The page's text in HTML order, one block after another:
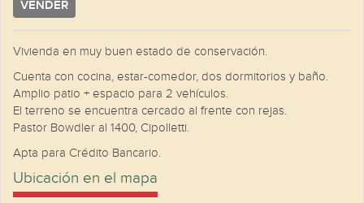
VENDER
Vivienda en muy buen estado de conservación.
Cuenta con cocina, estar-comedor, dos dormitorios y baño.
Amplio patio + espacio para 2 vehículos.
El terreno se encuentra cercado al frente con rejas.
Pastor Bowdler al 1400, Cipolletti.
Apta para Crédito Bancario.
Ubicación en el mapa